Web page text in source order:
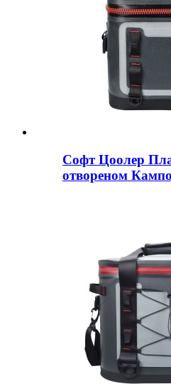
Софт Цоолер
отвореном